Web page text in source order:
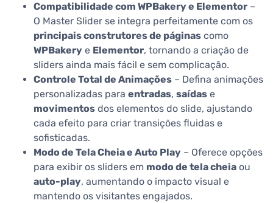
Compatibilidade com WPBakery e Elementor –
O Master Slider se integra perfeitamente com os
principais construtores de páginas como
WPBakery e Elementor, tornando a criação de
sliders ainda mais fácil e sem complicação.
Controle Total de Animações – Defina animações
personalizadas para entradas, saídas e
movimentos dos elementos do slide, ajustando
cada efeito para criar transições fluidas e
sofisticadas.
Modo de Tela Cheia e Auto Play – Oferece opções
para exibir os sliders em modo de tela cheia ou
auto-play, aumentando o impacto visual e
mantendo os visitantes engajados.